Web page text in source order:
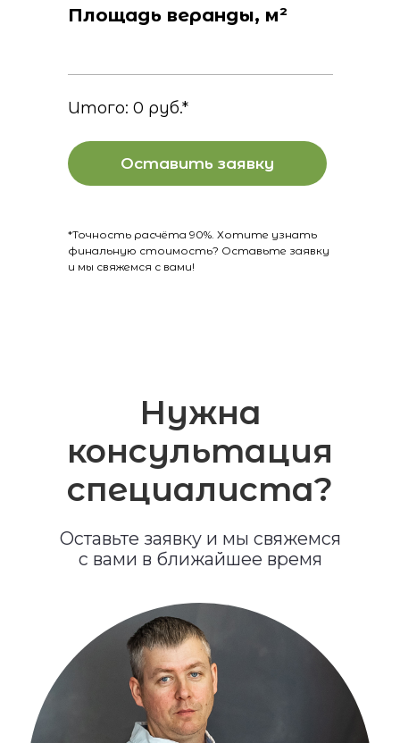
*Точность расчёта 90%. Хотите узнать
финальную стоимость? Оставьте заявку
и мы свяжемся с вами!
Площадь веранды, м²
Итого: 0 руб.*
Оставить заявку